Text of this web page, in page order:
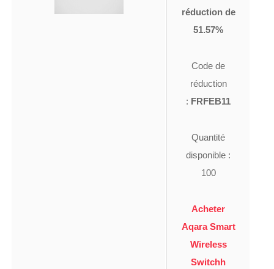
réduction de
51.57%
Code de
réduction
: FRFEB11
Quantité
disponible :
100
Acheter
Aqara Smart
Wireless
Switchh